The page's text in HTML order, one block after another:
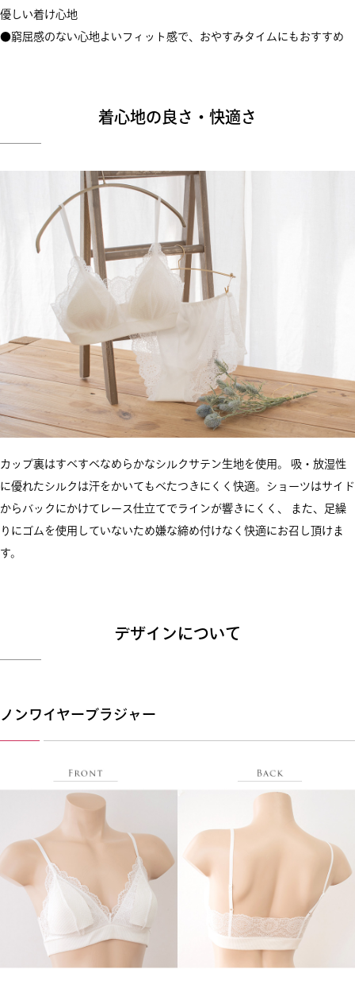
優しい着け心地
●窮屈感のない心地よいフィット感で、おやすみタイムにもおすすめ
着心地の良さ・快適さ
カップ裏はすべすべなめらかなシルクサテン生地を使用。 吸・放湿性
に優れたシルクは汗をかいてもべたつきにくく快適。ショーツはサイド
からバックにかけてレース仕立てでラインが響きにくく、 また、足繰
りにゴムを使用していないため嫌な締め付けなく快適にお召し頂けま
す。
デザインについて
ノンワイヤーブラジャー